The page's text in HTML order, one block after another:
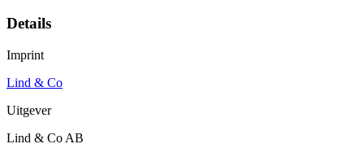
Details
Imprint
Lind & Co
Uitgever
Lind & Co AB